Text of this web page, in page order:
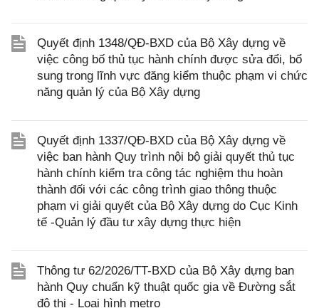
Quyết định 1348/QĐ-BXD của Bộ Xây dựng về
việc công bố thủ tục hành chính được sửa đổi, bổ
sung trong lĩnh vực đăng kiểm thuộc phạm vi chức
năng quản lý của Bộ Xây dựng
Quyết định 1337/QĐ-BXD của Bộ Xây dựng về
việc ban hành Quy trình nội bộ giải quyết thủ tục
hành chính kiểm tra công tác nghiệm thu hoàn
thành đối với các công trình giao thông thuộc
phạm vi giải quyết của Bộ Xây dựng do Cục Kinh
tế -Quản lý đầu tư xây dựng thực hiện
Thông tư 62/2026/TT-BXD của Bộ Xây dựng ban
hành Quy chuẩn kỹ thuật quốc gia về Đường sắt
đô thị - Loại hình metro